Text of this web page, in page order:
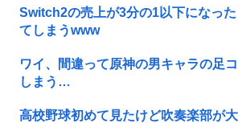
Switch2の売上が3分の1以下になっ
てしまうwww
ワイ、間違って原神の男キャラの足
しまう…
高校野球初めて見たけど吹奏楽部が